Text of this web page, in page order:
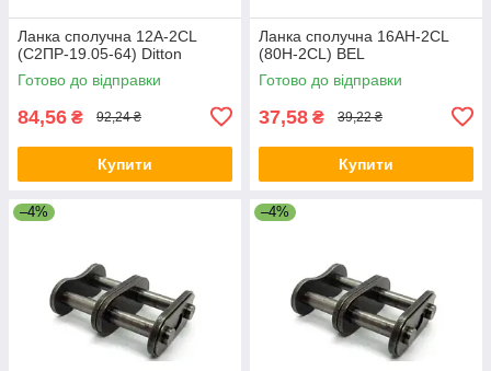
Ланка сполучна 12A-2CL
(С2ПР-19.05-64) Ditton
Готово до відправки
84,56 ₴ 92,24 ₴
Купити
Ланка сполучна 16AH-2CL
(80H-2CL) BEL
Готово до відправки
37,58 ₴ 39,22 ₴
Купити
–4% –4%